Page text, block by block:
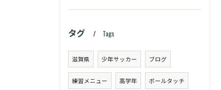
タグ Tags
滋賀県 少年サッカー ブログ
練習メニュー 高学年 ボールタッチ